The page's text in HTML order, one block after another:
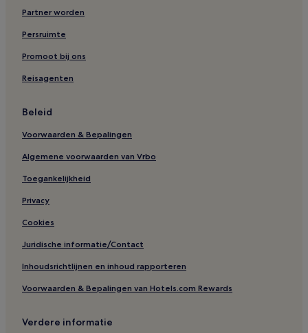
Partner worden
Persruimte
Promoot bij ons
Reisagenten
Beleid
Voorwaarden & Bepalingen
Algemene voorwaarden van Vrbo
Toegankelijkheid
Privacy
Cookies
Juridische informatie/Contact
Inhoudsrichtlijnen en inhoud rapporteren
Voorwaarden & Bepalingen van Hotels.com Rewards
Verdere informatie